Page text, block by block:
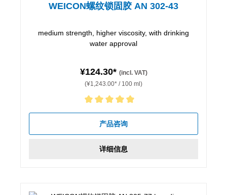
WEICON螺纹锁固胶 AN 302-43
medium strength, higher viscosity, with drinking
water approval
¥124.30* (incl. VAT)
(¥1,243.00* / 100 ml)
Average rating of 5 out of 5 stars
产品咨询
详细信息